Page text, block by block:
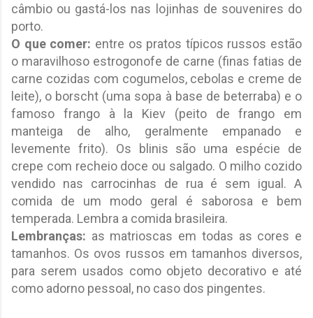
câmbio ou gastá-los nas lojinhas de souvenires do
porto.
O que comer: entre os pratos típicos russos estão
o maravilhoso estrogonofe de carne (finas fatias de
carne cozidas com cogumelos, cebolas e creme de
leite), o borscht (uma sopa à base de beterraba) e o
famoso frango à la Kiev (peito de frango em
manteiga de alho, geralmente empanado e
levemente frito). Os blinis são uma espécie de
crepe com recheio doce ou salgado. O milho cozido
vendido nas carrocinhas de rua é sem igual. A
comida de um modo geral é saborosa e bem
temperada. Lembra a comida brasileira.
Lembranças: as matrioscas em todas as cores e
tamanhos. Os ovos russos em tamanhos diversos,
para serem usados como objeto decorativo e até
como adorno pessoal, no caso dos pingentes.